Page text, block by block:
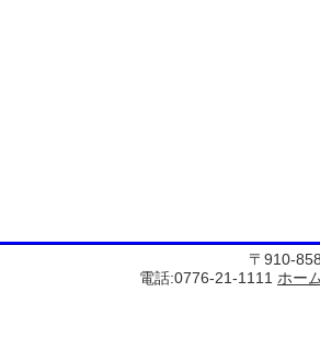
〒910-
電話:0776-21-1111 ホー